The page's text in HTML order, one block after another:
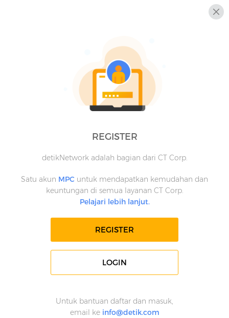
REGISTER
detikNetwork adalah bagian dari CT Corp.
Satu akun MPC untuk mendapatkan kemudahan dan
keuntungan di semua layanan CT Corp.
Pelajari lebih lanjut.
REGISTER
LOGIN
Untuk bantuan daftar dan masuk,
email ke info@detik.com